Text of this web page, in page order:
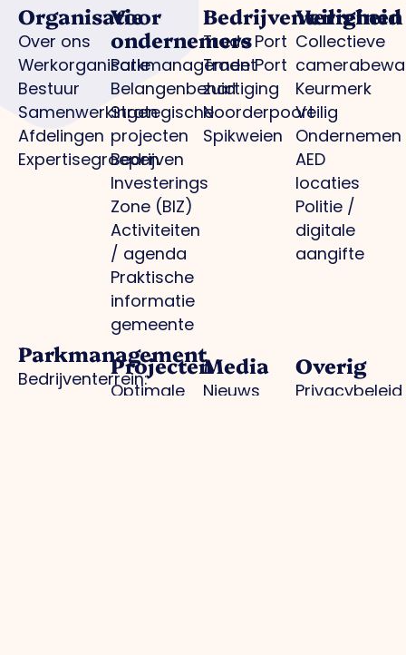
Organisatie
Over ons
Werkorganisatie
Bestuur
Samenwerkingen
Afdelingen
Expertisegroepen
Voor
ondernemers
Parkmanagement
Belangenbehartiging
Strategische
projecten
Bedrijven
Investerings
Zone (BIZ)
Activiteiten
/ agenda
Praktische
informatie
gemeente
Bedrijventerreinen
Trade Port
Trade Port
zuid
Noorderpoort
Spikweien
Veiligheid
Collectieve
Keurmerk
Veilig
Ondernemen
AED
locaties
Politie /
digitale
aangifte
Parkmanagement
Bedrijventerrein:
schoon, heel,
Projecten
Optimale
Media
Nieuws
Overig
Privacybeleid